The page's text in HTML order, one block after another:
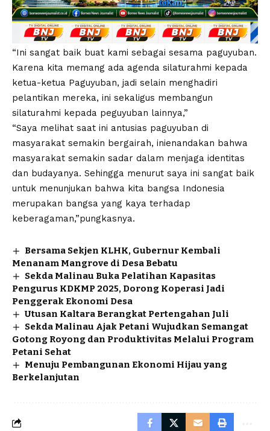
“Ini sangat baik buat kami sebagai sesama paguyuban.
Karena kita memang ada agenda silaturahmi kepada
ketua-ketua Paguyuban, jadi selain menghadiri
pelantikan mereka, ini sekaligus membangun
silaturahmi kepada peguyuban lainnya,”
“Saya melihat saat ini antusias paguyuban di
masyarakat semakin bergairah, inienandakan bahwa
masyarakat semakin sadar dalam menjaga identitas
dan budayanya. Sehingga menurut saya ini sangat baik
untuk menunjukan bahwa kita bangsa Indonesia
merupakan bangsa yang kaya terhadap
keberagaman,”pungkasnya.
Bersama Sekjen KLHK, Gubernur Kembali
Menanam Mangrove di Desa Bebatu
Sekda Malinau Buka Pelatihan Kapasitas
Pengurus KDKMP 2025, Dorong Koperasi Jadi
Penggerak Ekonomi Desa
Utusan Kaltara Berangkat Pertengahan Juli
Sekda Malinau Ajak Petani Wujudkan Semangat
Gotong Royong dan Produktivitas Melalui Program
Petani Sehat
Menuju Pembangunan Ekonomi Hijau yang
Berkelanjutan